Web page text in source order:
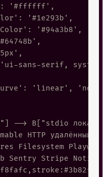
'#ffffff',
'#1e293b',
'#94a3b8',
sans-serif,
'linear',
--> B["stdio
HTTP удалённый
Filesystem
Sentry Stripe